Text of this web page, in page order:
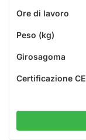
Ore di lavoro
Peso (kg)
Girosagoma
Certificazione CE